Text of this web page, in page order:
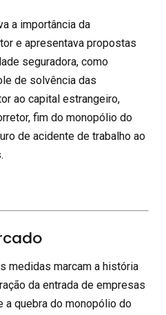
a importância da
e apresentava propostas
seguradora, como
de solvência das
ao capital estrangeiro,
fim do monopólio do
de acidente de trabalho ao
medidas marcam a história
da entrada de empresas
a quebra do monopólio do